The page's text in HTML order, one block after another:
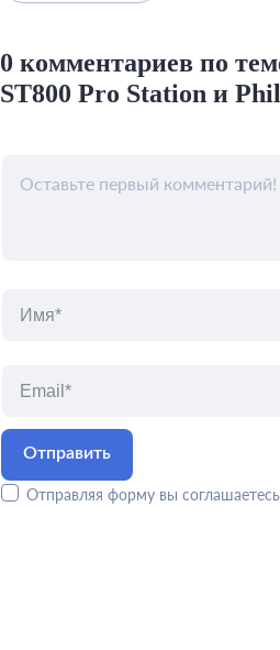
0 комментариев по
ST800 Pro Station и
Отправляя форму вы